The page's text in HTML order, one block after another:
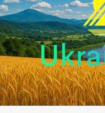
UKRAINE-
ПУТЕШЕСТВИЕ ПО